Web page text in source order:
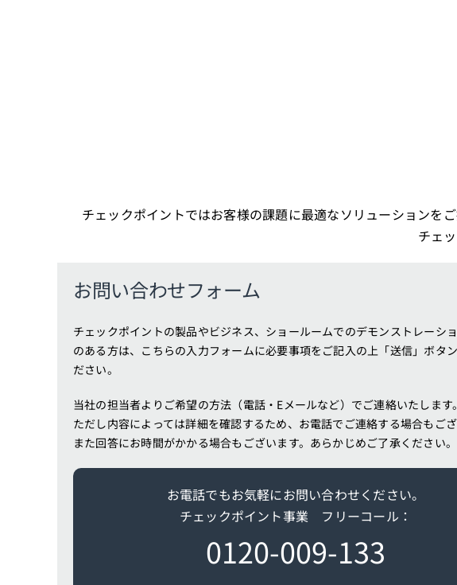
チェックポイントではお客様の課題に最適なソリューションを
チェ
お問い合わせフォーム
チェックポイントの製品やビジネス、ショールームでのデモンストレーシ
のある方は、こちらの入力フォームに必要事項をご記入の上「送信」ボタ
ださい。
当社の担当者よりご希望の方法（電話・Eメールなど）でご連絡いたします。
ただし内容によっては詳細を確認するため、お電話でご連絡する場合もござ
また回答にお時間がかかる場合もございます。あらかじめご了承ください。
お電話でもお気軽にお問い合わせください。
チェックポイント事業 フリーコール：
0120-009-133